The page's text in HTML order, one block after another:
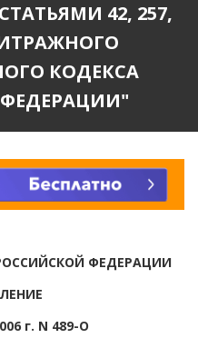
42, 257,
КОДЕКСА
ФЕДЕРАЦИИ
г. N 489-О